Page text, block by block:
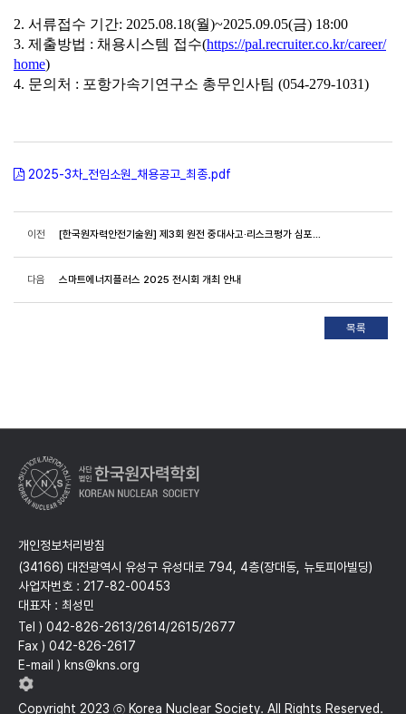
2. 서류접수 기간: 2025.08.18(월)~2025.09.05(금) 18:00
3. 제출방법 : 채용시스템 접수(https://pal.recruiter.co.kr/career/
home)
4. 문의처 : 포항가속기연구소 총무인사팀 (054-279-1031)
2025-3차_전임소원_채용공고_최종.pdf
이전 [한국원자력안전기술원] 제3회 원전 중대사고·리스크평가 심포지엄 안내
다음 스마트에너지플러스 2025 전시회 개최 안내
개인정보처리방침
(34166) 대전광역시 유성구 유성대로 794, 4층(장대동, 뉴토피아빌딩)
사업자번호 : 217-82-00453
대표자 : 최성민
Tel ) 042-826-2613/2614/2615/2677
Fax ) 042-826-2617
E-mail ) kns@kns.org
Copyright 2023 ⓒ Korea Nuclear Society. All Rights Reserved.